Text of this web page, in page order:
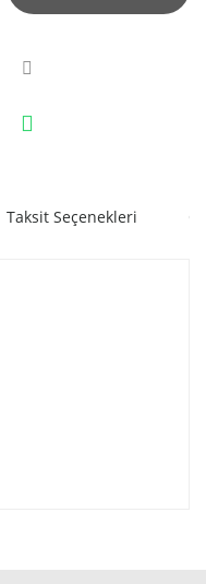
Taksit Seçenekleri